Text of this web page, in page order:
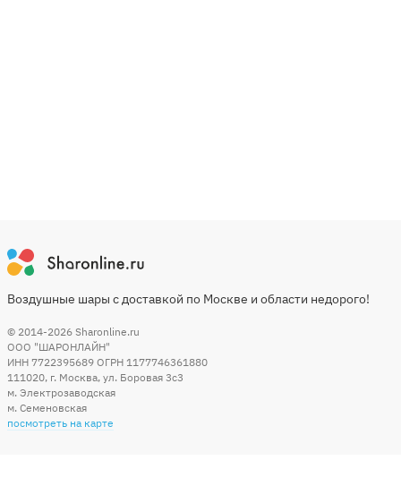
Воздушные шары с доставкой по Москве и области недорого!
© 2014-2026 Sharonline.ru
ООО "ШАРОНЛАЙН"
ИНН 7722395689 ОГРН 1177746361880
111020, г. Москва, ул. Боровая 3c3
м. Электрозаводская
м. Семеновская
посмотреть на карте